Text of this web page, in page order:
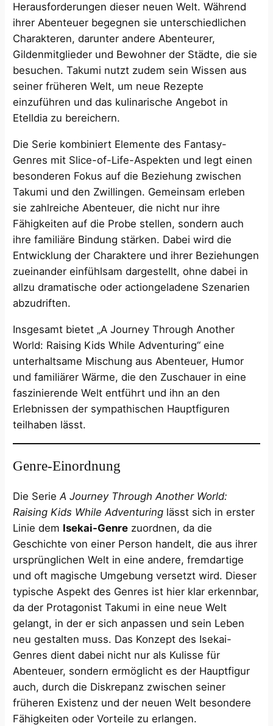
Herausforderungen dieser neuen Welt. Während
ihrer Abenteuer begegnen sie unterschiedlichen
Charakteren, darunter andere Abenteurer,
Gildenmitglieder und Bewohner der Städte, die sie
besuchen. Takumi nutzt zudem sein Wissen aus
seiner früheren Welt, um neue Rezepte
einzuführen und das kulinarische Angebot in
Etelldia zu bereichern. ​
Die Serie kombiniert Elemente des Fantasy-
Genres mit Slice-of-Life-Aspekten und legt einen
besonderen Fokus auf die Beziehung zwischen
Takumi und den Zwillingen. Gemeinsam erleben
sie zahlreiche Abenteuer, die nicht nur ihre
Fähigkeiten auf die Probe stellen, sondern auch
ihre familiäre Bindung stärken. Dabei wird die
Entwicklung der Charaktere und ihrer Beziehungen
zueinander einfühlsam dargestellt, ohne dabei in
allzu dramatische oder actiongeladene Szenarien
abzudriften.​
Insgesamt bietet „A Journey Through Another
World: Raising Kids While Adventuring“ eine
unterhaltsame Mischung aus Abenteuer, Humor
und familiärer Wärme, die den Zuschauer in eine
faszinierende Welt entführt und ihn an den
Erlebnissen der sympathischen Hauptfiguren
teilhaben lässt.
Genre-Einordnung
Die SerieA Journey Through Another World:
Raising Kids While Adventuring lässt sich in erster
Linie dem Isekai-Genre zuordnen, da die
Geschichte von einer Person handelt, die aus ihrer
ursprünglichen Welt in eine andere, fremdartige
und oft magische Umgebung versetzt wird. Dieser
typische Aspekt des Genres ist hier klar erkennbar,
da der Protagonist Takumi in eine neue Welt
gelangt, in der er sich anpassen und sein Leben
neu gestalten muss. Das Konzept des Isekai-
Genres dient dabei nicht nur als Kulisse für
Abenteuer, sondern ermöglicht es der Hauptfigur
auch, durch die Diskrepanz zwischen seiner
früheren Existenz und der neuen Welt besondere
Fähigkeiten oder Vorteile zu erlangen.